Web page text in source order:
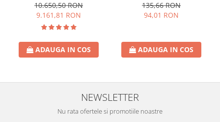
10.650,50 RON
9.161,81 RON
ADAUGA IN COS
135,66 RON
94,01 RON
ADAUGA IN COS
NEWSLETTER
Nu rata ofertele si promotiile noastre